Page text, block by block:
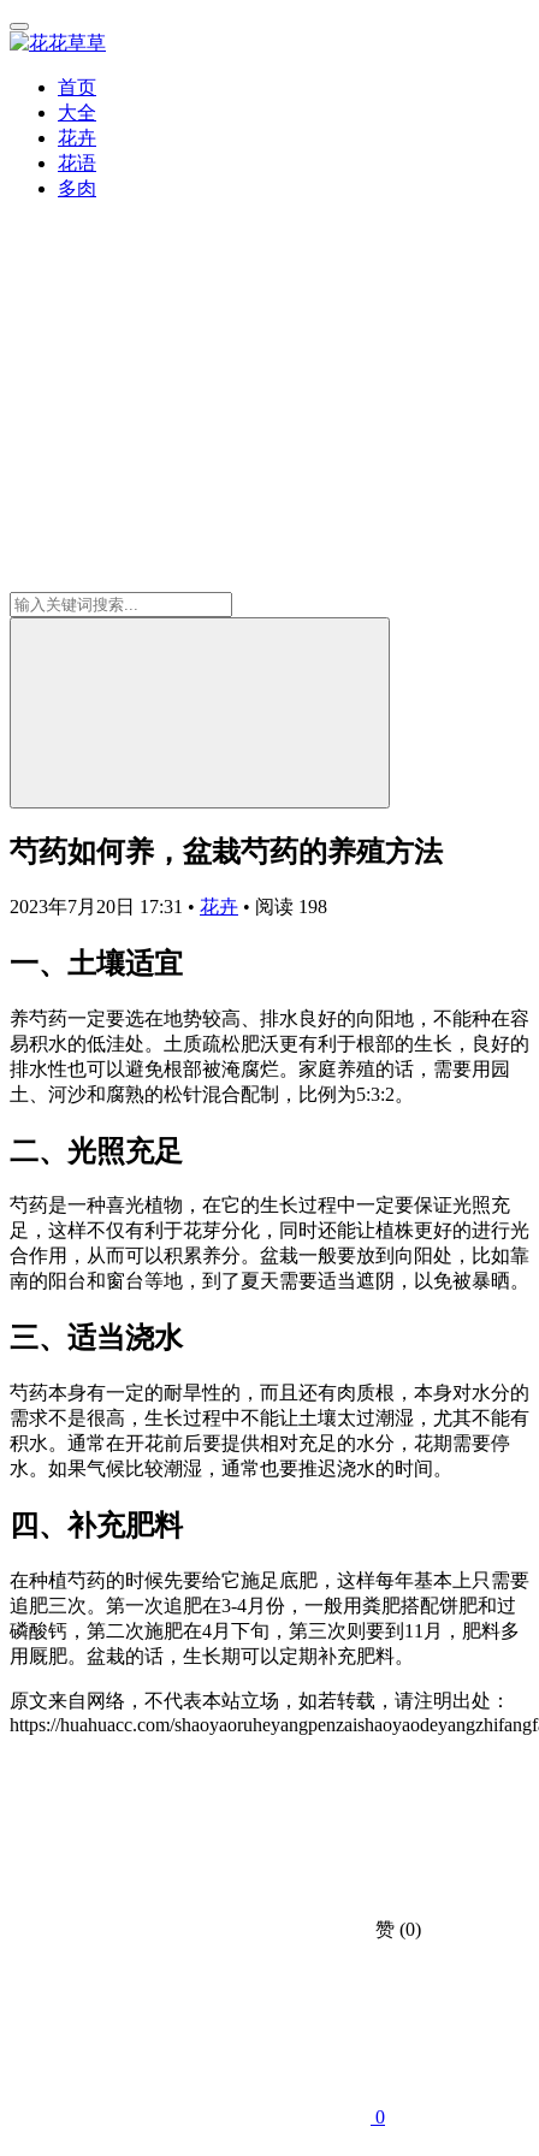
首页
大全
花卉
花语
多肉
芍药如何养，盆栽芍药的养殖方法
2023年7月20日 17:31 • 花卉 • 阅读 198
一、土壤适宜
养芍药一定要选在地势较高、排水良好的向阳地，不能种在容
易积水的低洼处。土质疏松肥沃更有利于根部的生长，良好的
排水性也可以避免根部被淹腐烂。家庭养殖的话，需要用园
土、河沙和腐熟的松针混合配制，比例为5:3:2。
二、光照充足
芍药是一种喜光植物，在它的生长过程中一定要保证光照充
足，这样不仅有利于花芽分化，同时还能让植株更好的进行光
合作用，从而可以积累养分。盆栽一般要放到向阳处，比如靠
南的阳台和窗台等地，到了夏天需要适当遮阴，以免被暴晒。
三、适当浇水
芍药本身有一定的耐旱性的，而且还有肉质根，本身对水分的
需求不是很高，生长过程中不能让土壤太过潮湿，尤其不能有
积水。通常在开花前后要提供相对充足的水分，花期需要停
水。如果气候比较潮湿，通常也要推迟浇水的时间。
四、补充肥料
在种植芍药的时候先要给它施足底肥，这样每年基本上只需要
追肥三次。第一次追肥在3-4月份，一般用粪肥搭配饼肥和过
磷酸钙，第二次施肥在4月下旬，第三次则要到11月，肥料多
用厩肥。盆栽的话，生长期可以定期补充肥料。
原文来自网络，不代表本站立场，如若转载，请注明出处：
https://huahuacc.com/
赞 (0)
0